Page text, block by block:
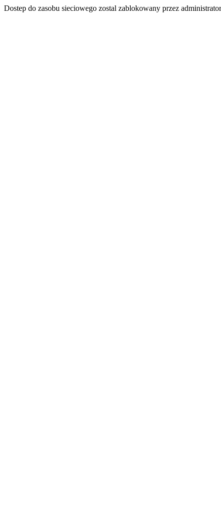
Dostep do zasobu sieciowego zostal zablokowany przez